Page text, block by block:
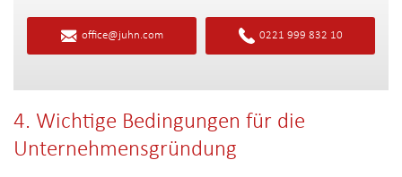
office@juhn.com 0221 999 832 10
4. Wichtige Bedingungen für die
Unternehmensgründung